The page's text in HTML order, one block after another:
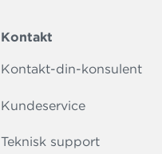
Kontakt
Kontakt-din-konsulent
Kundeservice
Teknisk support